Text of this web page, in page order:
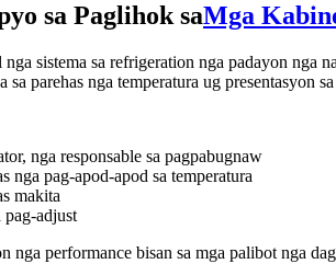
sa Paglihok saMga
sistema sa refrigeration nga padayon
parehas nga temperatura ug presentasyon
nga responsable sa pagpabugnaw
nga pag-apod-apod sa temperatura
makita
pag-adjust
performance bisan sa mga palibot nga